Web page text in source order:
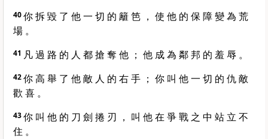
40你 拆 毀 了 他 一 切 的 籬 笆 ， 使 他 的 保 障 變 為 荒
場 。
41 凡 過 路 的 人 都 搶 奪 他 ； 他 成 為 鄰 邦 的 羞 辱 。
42你 高 舉 了 他 敵 人 的 右 手 ； 你 叫 他 一 切 的 仇 敵
歡 喜 。
43你 叫 他 的 刀 劍 捲 刃 ， 叫 他 在 爭 戰 之 中 站 立 不
住 。